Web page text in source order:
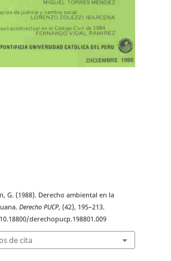
G. (1988). Derecho ambiental en la
Derecho PUCP, (42), 195–213.
derechopucp.198801.009
de cita